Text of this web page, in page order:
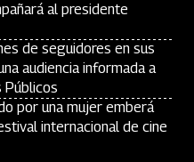
al presidente
de seguidores en sus
audiencia informada a
Públicos
por una mujer emberá
internacional de cine